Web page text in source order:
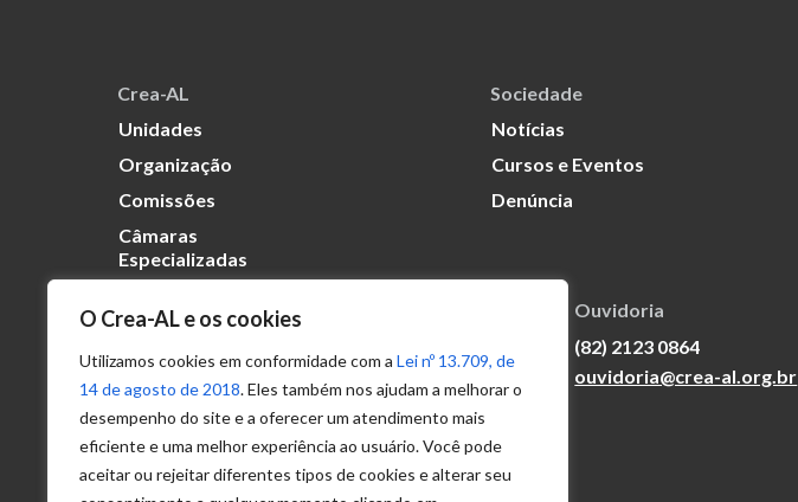
O Crea-AL e os cookies
Utilizamos cookies em conformidade com a Lei nº 13.709, de
14 de agosto de 2018. Eles também nos ajudam a melhorar o
desempenho do site e a oferecer um atendimento mais
eficiente e uma melhor experiência ao usuário. Você pode
aceitar ou rejeitar diferentes tipos de cookies e alterar seu
Crea-AL
Unidades
Organização
Comissões
Câmaras
Especializadas
Sociedade
Notícias
Cursos e Eventos
Denúncia
Transparência
Portal
Acesso à
Informação
Política de
Privacidade de
Dados
Ouvidoria
(82) 2123 0864
ouvidoria@crea-al.org.br